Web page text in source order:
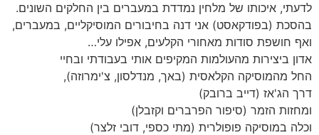
לדעתי, איכותו של מלחין נמדדת במעברים בין החלקים השונים.
בהסכת (בפודקאסט) אני דנה בחיבורים המוסיקליים, במעברים,
ואף חושפת סודות מאחורי הקלעים, אפילו עלי…
אדון ביצירות מהעולמות המקיפים אותי בעבודתי ובחיי
החל מהמוסיקה הקלאסית (באך, מנדלסון, צ'ימרוזה),
דרך הג'אז (דייב ברובק)
ומחזות הזמר (סיפור הפרברים וקזבלן)
וכלה במוסיקה פופולרית (מתי כספי, דובי זלצר)